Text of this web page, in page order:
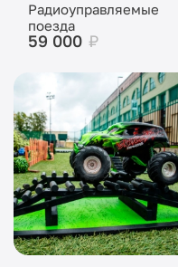
Радиоуправляемые
поезда
59 000 ₽